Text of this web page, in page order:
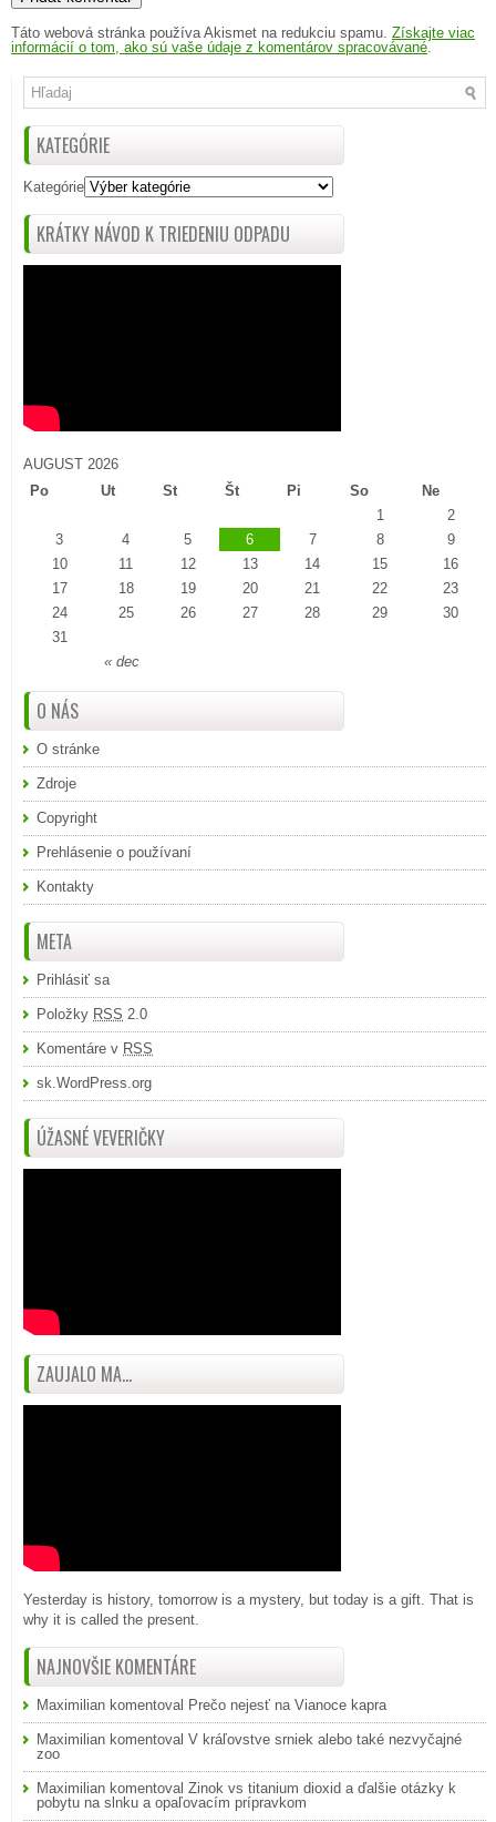
Táto webová stránka používa Akismet na redukciu spamu. Získajte viac
informácií o tom, ako sú vaše údaje z komentárov spracovávané.
KATEGÓRIE
Kategórie
KRÁTKY NÁVOD K TRIEDENIU ODPADU
AUGUST 2026
Po
Ut St Št Pi So Ne
« dec
1
2
3
4 5 6 7 8
9
10
11 12 13 14 15
16
17
18 19 20 21 22
23
24
25 26 27 28 29
30
31
O NÁS
O stránke
Zdroje
Copyright
Prehlásenie o používaní
Kontakty
META
Prihlásiť sa
Položky RSS 2.0
Komentáre v RSS
sk.WordPress.org
ÚŽASNÉ VEVERIČKY
ZAUJALO MA...
Yesterday is history, tomorrow is a mystery, but today is a gift. That is
why it is called the present.
NAJNOVŠIE KOMENTÁRE
Maximilian komentoval Prečo nejesť na Vianoce kapra
Maximilian komentoval V kráľovstve srniek alebo také nezvyčajné
zoo
Maximilian komentoval Zinok vs titanium dioxid a ďalšie otázky k
pobytu na slnku a opaľovacím prípravkom